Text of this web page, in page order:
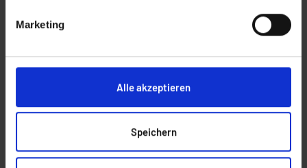
Marketing
Alle akzeptieren
Speichern